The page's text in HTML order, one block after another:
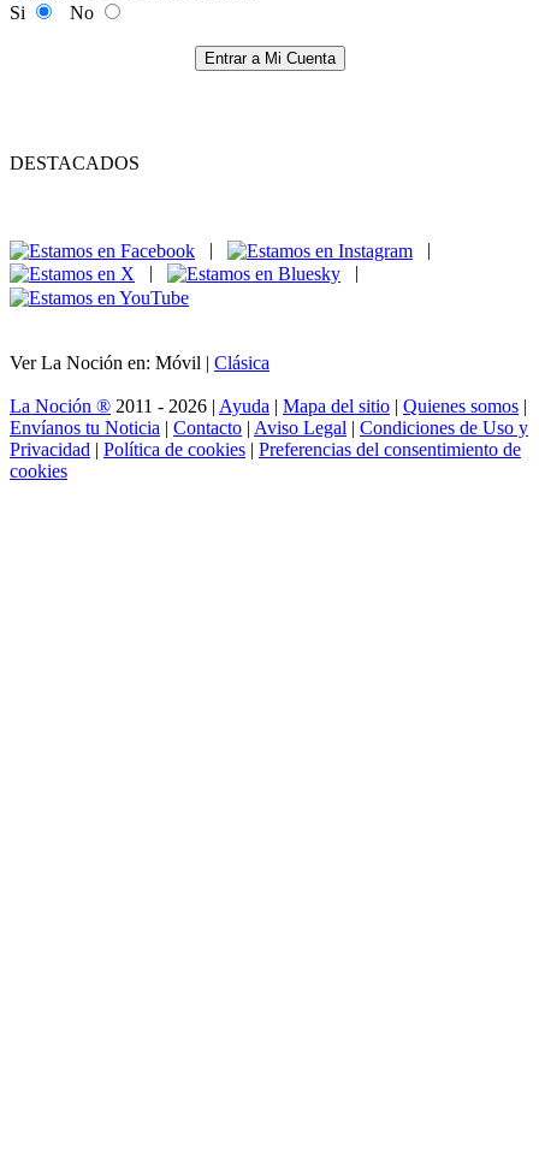
Si
No
Entrar a Mi Cuenta
DESTACADOS
|
|
|
|
Ver La Noción en: Móvil | Clásica
La Noción ® 2011 - 2026 | Ayuda | Mapa del sitio | Quienes somos |
Envíanos tu Noticia | Contacto | Aviso Legal | Condiciones de Uso y
Privacidad | Política de cookies | Preferencias del consentimiento de
cookies